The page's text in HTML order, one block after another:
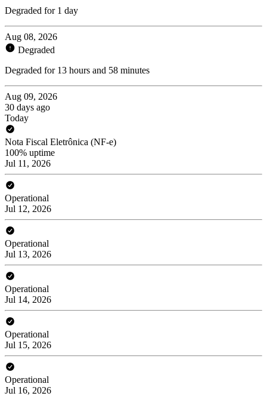
Degraded for 1 day
Aug 08, 2026
Degraded
Degraded for 13 hours and 58 minutes
Aug 09, 2026
30 days ago
Today
Nota Fiscal Eletrônica (NF-e)
100% uptime
Jul 11, 2026
Operational
Jul 12, 2026
Operational
Jul 13, 2026
Operational
Jul 14, 2026
Operational
Jul 15, 2026
Operational
Jul 16, 2026